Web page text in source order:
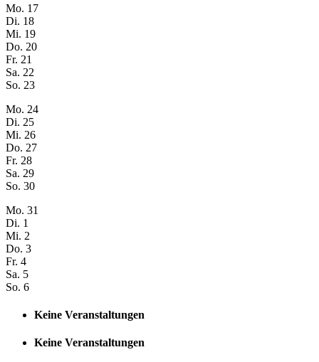
Mo. 17
Di. 18
Mi. 19
Do. 20
Fr. 21
Sa. 22
So. 23
Mo. 24
Di. 25
Mi. 26
Do. 27
Fr. 28
Sa. 29
So. 30
Mo. 31
Di. 1
Mi. 2
Do. 3
Fr. 4
Sa. 5
So. 6
Keine Veranstaltungen
Keine Veranstaltungen